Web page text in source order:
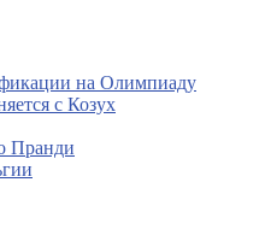
на Олимпиаду
с Козух
Пранди